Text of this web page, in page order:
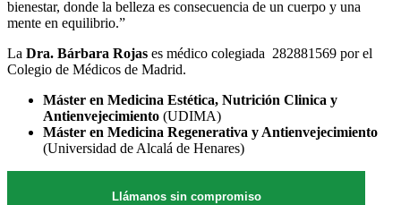
bienestar, donde la belleza es consecuencia de un cuerpo y una
mente en equilibrio.”
La Dra. Bárbara Rojas es médico colegiada 282881569 por el
Colegio de Médicos de Madrid.
Máster en Medicina Estética, Nutrición Clinica y
Antienvejecimiento (UDIMA)
Máster en Medicina Regenerativa y Antienvejecimiento
(Universidad de Alcalá de Henares)
Llámanos sin compromiso